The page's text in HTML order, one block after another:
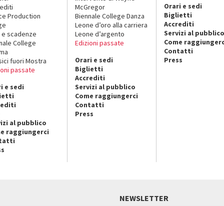
Production
e scadenze
College
fuori Mostra
passate
e sedi
al pubblico
raggiungerci
McGregor
Biennale College Danza
Leone d’oro alla carriera
Leone d’argento
Edizioni passate
Orari e sedi
Biglietti
Accrediti
Servizi al pubblico
Come raggiungerci
Contatti
Press
Orari e sedi
Biglietti
Accrediti
Servizi al pubblico
Come
Contatti
Press
NEWSLETTER